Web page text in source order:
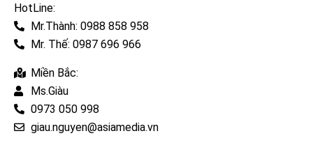
HotLine:
Mr.Thành: 0988 858 958
Mr. Thế: 0987 696 966
Miền Bắc:
Ms.Giàu
0973 050 998
giau.nguyen@asiamedia.vn